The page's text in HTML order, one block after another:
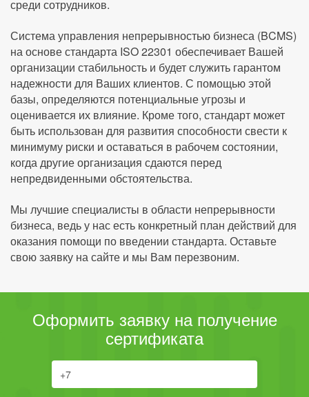
среди сотрудников.
Система управления непрерывностью бизнеса (BCMS)
на основе стандарта ISO 22301 обеспечивает Вашей
организации стабильность и будет служить гарантом
надежности для Ваших клиентов. С помощью этой
базы, определяются потенциальные угрозы и
оценивается их влияние. Кроме того, стандарт может
быть использован для развития способности свести к
минимуму риски и оставаться в рабочем состоянии,
когда другие организация сдаются перед
непредвиденными обстоятельства.
Мы лучшие специалисты в области непрерывности
бизнеса, ведь у нас есть конкретный план действий для
оказания помощи по введении стандарта. Оставьте
свою заявку на сайте и мы Вам перезвоним.
Оформить заявку на получение
сертификата